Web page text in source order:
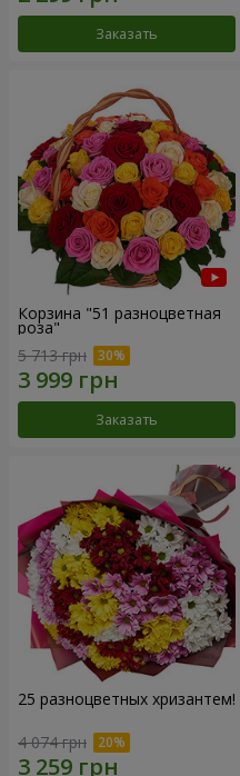
Заказать
Корзина "51 разноцветная
роза"
5 713 грн
Заказать
25 разноцветных хризантем!
4 074 грн